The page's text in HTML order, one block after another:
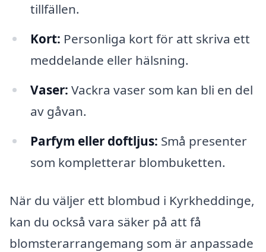
tillfällen.
Kort: Personliga kort för att skriva ett
meddelande eller hälsning.
Vaser: Vackra vaser som kan bli en del
av gåvan.
Parfym eller doftljus: Små presenter
som kompletterar blombuketten.
När du väljer ett blombud i Kyrkheddinge,
kan du också vara säker på att få
blomsterarrangemang som är anpassade